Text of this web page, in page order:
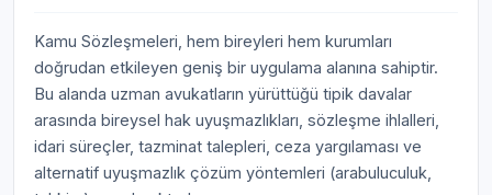
Kamu Sözleşmeleri, hem bireyleri hem kurumları
doğrudan etkileyen geniş bir uygulama alanına sahiptir.
Bu alanda uzman avukatların yürüttüğü tipik davalar
arasında bireysel hak uyuşmazlıkları, sözleşme ihlalleri,
idari süreçler, tazminat talepleri, ceza yargılaması ve
alternatif uyuşmazlık çözüm yöntemleri (arabuluculuk,